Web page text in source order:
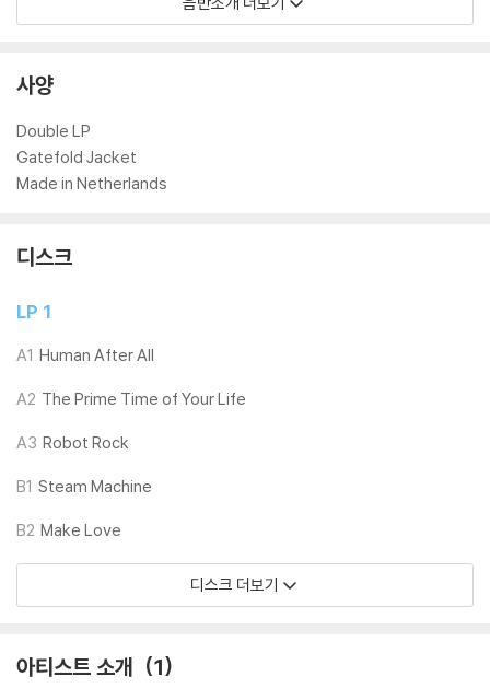
1) 침압 조절 기능이 없는 턴테이블을 사용하시는 경우, (주로 올인원 형태
수 있습니다.
기기 문제로 인해 발생하는 재생 불량 현상에 대해서는 반품/교환이 불가
하니 침압 조절이 가능한 기기에서 재생하실 것을 권유 드립니다.
2) 디스크는 정전기와 먼지로 인해 재생이 원활하지 않은 경우가 있습니
다. 전용 제품으로 이를 제거하면 대부분 해결됩니다.
※ 디스크 외관 불량
렁거리거나 휘어지는 경우가 있습니다.
가능합니다.
2) 재생 음역의 왜곡을 최소화 하고 반복 재생시에도 최대한 일관되게 유
블 스핀들에 맞지 않는 경우에는 전용 제품 등을 이용하여 센터 홀을 조정
3) 디스크에 미세한 잔 흠집이 남아있거나 인쇄 면이 깨끗하지 않은 경우
가 있으며, 이는 상품의 불량이 아닙니다. 단, 재생에 이상이 있는 경우에는
※ 컬러 디스크
다.
1) 컬러 디스크는 웹 이미지와 실제 색상이 차이가 날 수 있습니다.
사양
Double LP
Gatefold Jacket
Made in Netherlands
디스크
LP 1
A1 Human After All
A2 The Prime Time of Your Life
A3 Robot Rock
B1 Steam Machine
B2 Make Love
디스크 더보기
아티스트 소개 1